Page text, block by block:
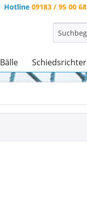
Hotline 09183 / 95 00 68
Bälle Schiedsrichter